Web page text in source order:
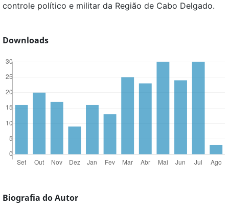
controle político e militar da Região de Cabo Delgado.
Downloads
Biografia do Autor